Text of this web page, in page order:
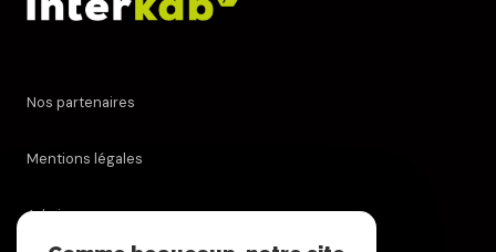
Nos partenaires
Mentions légales
Admin